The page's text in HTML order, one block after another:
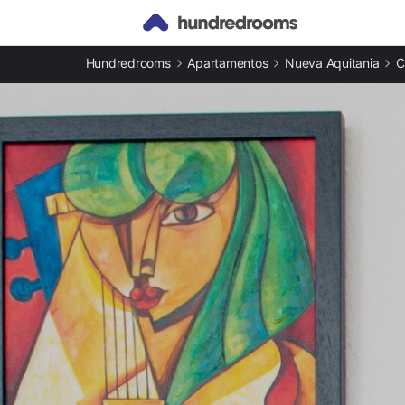
Casas rurales en Argentat
Apartamentos en Argentat
Hundredrooms Apartamentos Nueva Aquitania